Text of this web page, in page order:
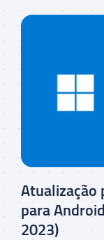
Atualização
para
2023)